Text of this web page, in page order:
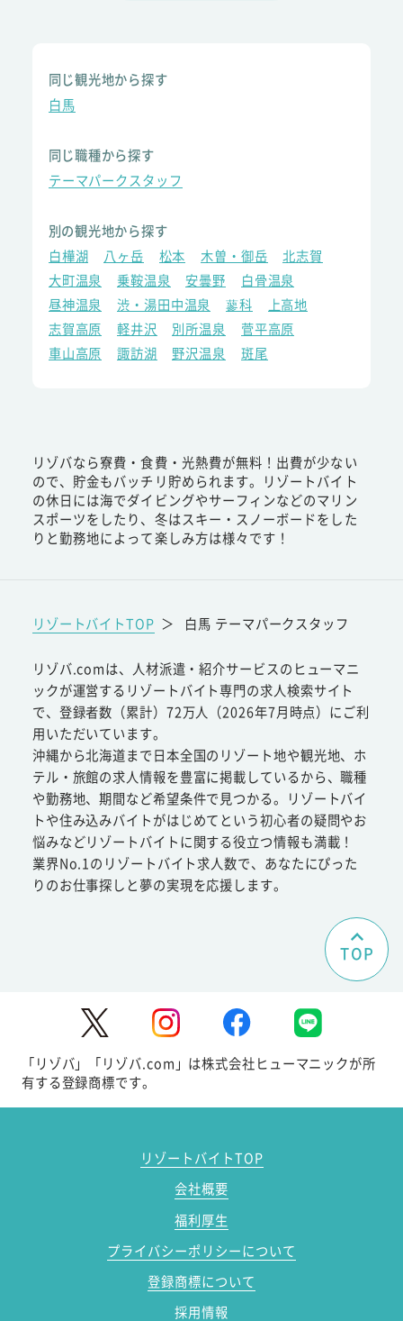
同じ観光地から探す
白馬
同じ職種から探す
テーマパークスタッフ
別の観光地から探す
白樺湖
八ヶ岳 松本 木曽・御岳
北志賀
大町温泉
乗鞍温泉 安曇野
白骨温泉
昼神温泉
渋・湯田中温泉 蓼科
上高地
志賀高原
軽井沢 別所温泉
菅平高原
車山高原
諏訪湖 野沢温泉 斑尾
リゾバなら寮費・食費・光熱費が無料！出費が少ない
ので、貯金もバッチリ貯められます。リゾートバイト
の休日には海でダイビングやサーフィンなどのマリン
スポーツをしたり、冬はスキー・スノーボードをした
りと勤務地によって楽しみ方は様々です！
リゾートバイトTOP ＞ 白馬 テーマパークスタッフ
リゾバ.comは、人材派遣・紹介サービスのヒューマニ
ックが運営するリゾートバイト専門の求人検索サイト
で、登録者数（累計）72万人（2026年7月時点）にご利
用いただいています。
沖縄から北海道まで日本全国のリゾート地や観光地、ホ
テル・旅館の求人情報を豊富に掲載しているから、職種
や勤務地、期間など希望条件で見つかる。リゾートバイ
トや住み込みバイトがはじめてという初心者の疑問やお
悩みなどリゾートバイトに関する役立つ情報も満載！
業界No.1のリゾートバイト求人数で、あなたにぴった
りのお仕事探しと夢の実現を応援します。
TOP
「リゾバ」「リゾバ.com」は株式会社ヒューマニックが所
有する登録商標です。
リゾートバイトTOP
会社概要
福利厚生
プライバシーポリシーについて
登録商標について
採用情報